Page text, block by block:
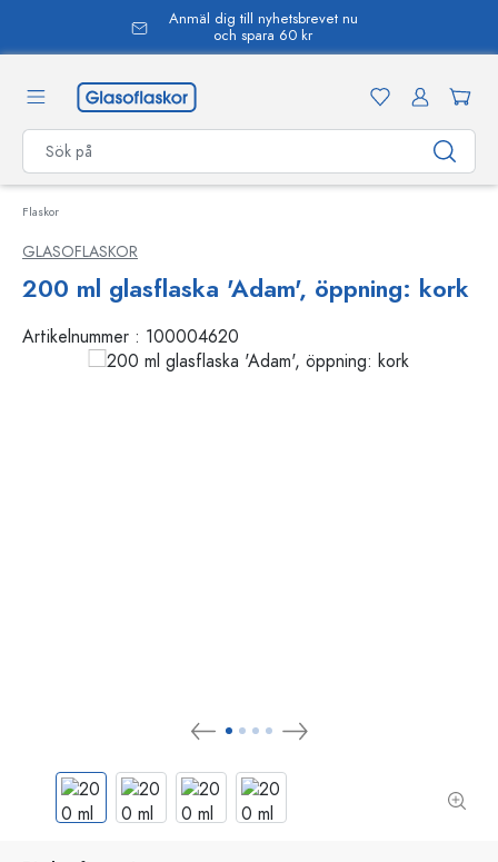
Anmäl dig till nyhetsbrevet nu
och spara 60 kr
Flaskor
GLASOFLASKOR
200 ml glasflaska 'Adam', öppning: kork
Artikelnummer : 100004620